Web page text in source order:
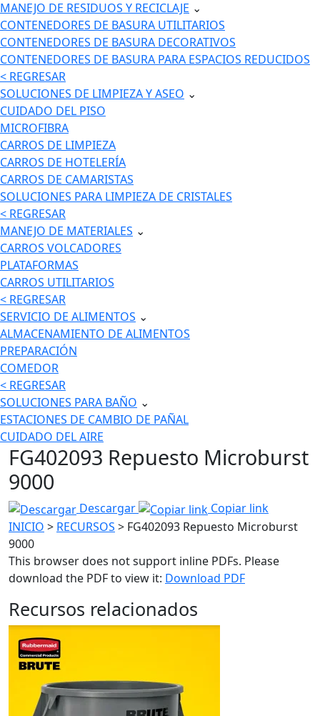
MANEJO DE RESIDUOS Y RECICLAJE ⌄
CONTENEDORES DE BASURA UTILITARIOS
CONTENEDORES DE BASURA DECORATIVOS
CONTENEDORES DE BASURA PARA ESPACIOS REDUCIDOS
< REGRESAR
SOLUCIONES DE LIMPIEZA Y ASEO ⌄
CUIDADO DEL PISO
MICROFIBRA
CARROS DE LIMPIEZA
CARROS DE HOTELERÍA
CARROS DE CAMARISTAS
SOLUCIONES PARA LIMPIEZA DE CRISTALES
< REGRESAR
MANEJO DE MATERIALES ⌄
CARROS VOLCADORES
PLATAFORMAS
CARROS UTILITARIOS
< REGRESAR
SERVICIO DE ALIMENTOS ⌄
ALMACENAMIENTO DE ALIMENTOS
PREPARACIÓN
COMEDOR
< REGRESAR
SOLUCIONES PARA BAÑO ⌄
ESTACIONES DE CAMBIO DE PAÑAL
CUIDADO DEL AIRE
FG402093 Repuesto Microburst
9000
Descargar
Copiar link
INICIO > RECURSOS > FG402093 Repuesto Microburst
9000
This browser does not support inline PDFs. Please
download the PDF to view it: Download PDF
Recursos relacionados